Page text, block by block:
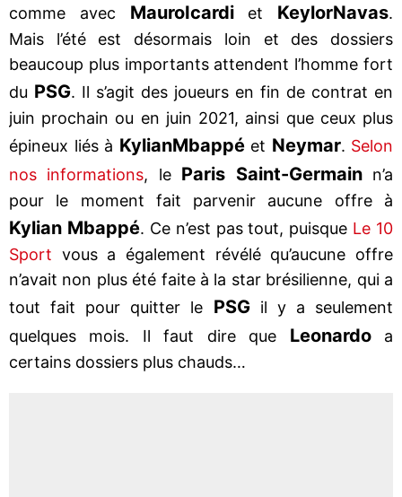
comme avec MauroIcardiet KeylorNavas.
Mais l’été est désormais loin et des dossiers
beaucoup plus importants attendent l’homme fort
du PSG. Il s’agit des joueurs en fin de contrat en
juin prochain ou en juin 2021, ainsi que ceux plus
épineux liés à KylianMbappéet Neymar. Selon
nos informations, le Paris Saint-Germainn’a
pour le moment fait parvenir aucune offre à
Kylian Mbappé. Ce n’est pas tout, puisque Le 10
Sport vous a également révélé qu’aucune offre
n’avait non plus été faite à la star brésilienne, qui a
tout fait pour quitter le PSGil y a seulement
quelques mois. Il faut dire que Leonardoa
certains dossiers plus chauds…